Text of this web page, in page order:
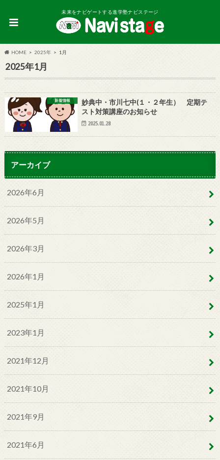
未来をナビゲートする進学塾ナビステージ
HOME 2025年 1月
2025年1月
新着情報
妙典中・市川七中(１・２年生） 定期テ
スト対策講座のお知らせ
2025.01.28
アーカイブ
2026年6月
2026年5月
2026年3月
2026年1月
2025年1月
2023年1月
2021年12月
2021年10月
2021年9月
2021年6月